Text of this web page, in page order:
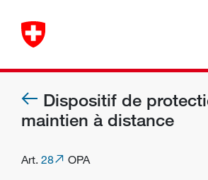
Dispositif de
maintien à distance
Art. 28
OPA